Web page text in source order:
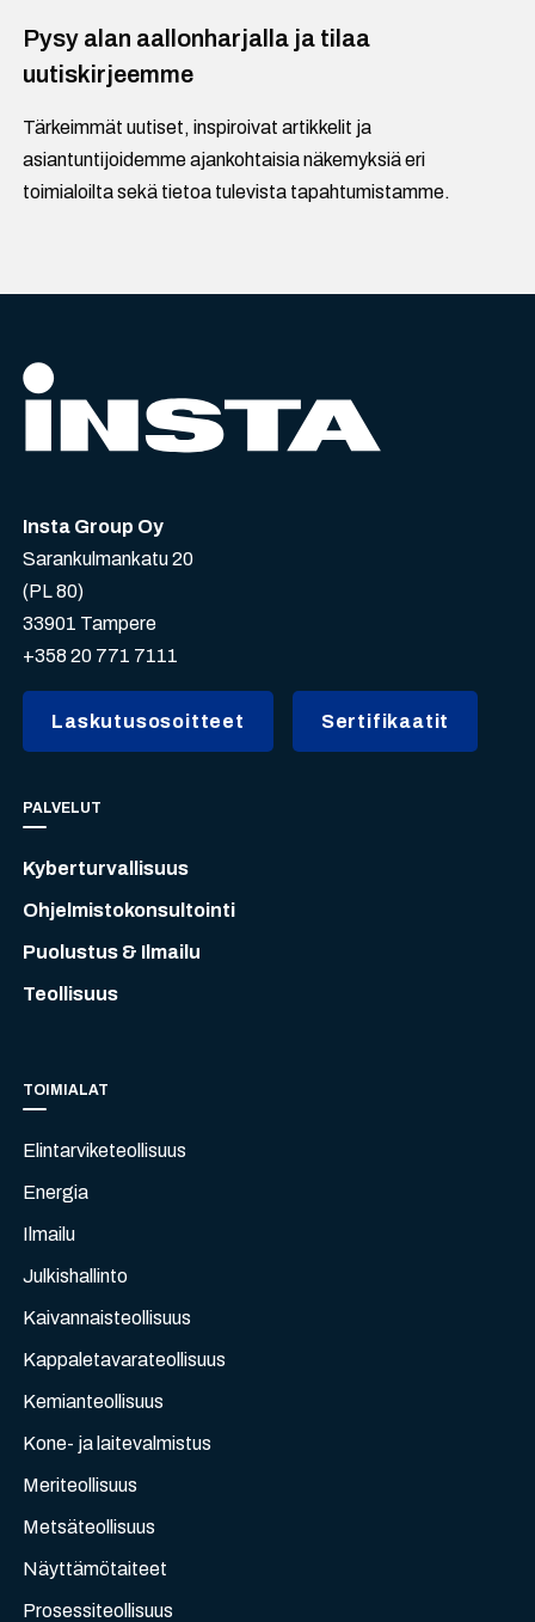
Pysy alan aallonharjalla ja tilaa
uutiskirjeemme
Tärkeimmät uutiset, inspiroivat artikkelit ja
asiantuntijoidemme ajankohtaisia näkemyksiä eri
toimialoilta sekä tietoa tulevista tapahtumistamme.
Insta Group Oy
Sarankulmankatu 20
(PL 80)
33901 Tampere
+358 20 771 7111
Laskutusosoitteet Sertifikaatit
PALVELUT
Kyberturvallisuus
Ohjelmistokonsultointi
Puolustus & Ilmailu
Teollisuus
TOIMIALAT
Elintarviketeollisuus
Energia
Ilmailu
Julkishallinto
Kaivannaisteollisuus
Kappaletavarateollisuus
Kemianteollisuus
Kone- ja laitevalmistus
Meriteollisuus
Metsäteollisuus
Näyttämötaiteet
Prosessiteollisuus